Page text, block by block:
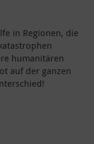
in Regionen, die
humanitären
auf der ganzen